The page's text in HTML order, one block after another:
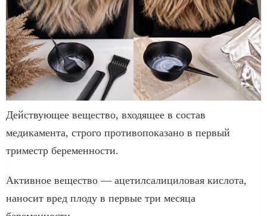
Действующее вещество, входящее в состав
медикамента, строго противопоказано в первый
триместр беременности.
Активное вещество — ацетилсалициловая кислота,
наносит вред плоду в первые три месяца